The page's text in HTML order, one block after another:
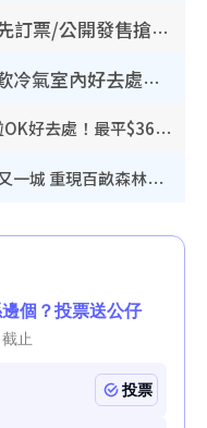
人夫集團｜Klook套票/優先訂票/公開發售搶飛攻略！附票價.購票連結.場地座位表
香港室內好去處｜逾35大歎冷氣室內好去處推介 室內活動免費避雨無懼落雨
唱K推介2026︱全港13大卡啦OK好去處！最平$36起 日文K都有！(附地址+收費詳情)
小熊維尼100週年快閃店登陸又一城 重現百畝森林經典場景／獨家限定盲盒登場／專屬DIY香水